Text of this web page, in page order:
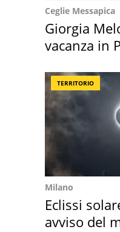
Ceglie Messapica
Giorgia
vacanza in
TERRITORIO
Milano
Eclissi
avviso del